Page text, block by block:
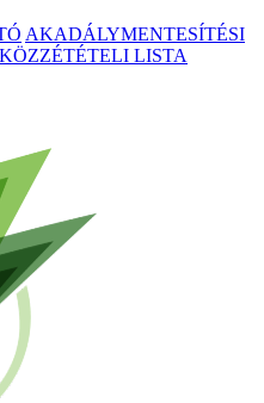
AKADÁLYMENTESÍTÉSI
LISTA